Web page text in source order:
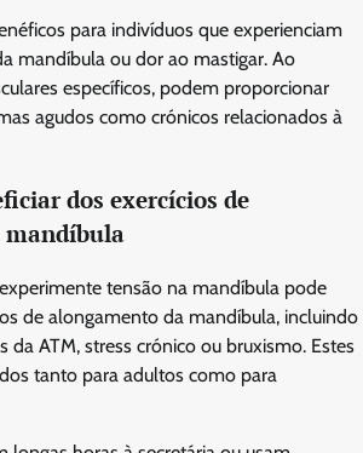
para indivíduos que experienciam
mandíbula ou dor ao mastigar. Ao
específicos, podem proporcionar
agudos como crónicos relacionados à
dos exercícios de
mandíbula
tensão na mandíbula pode
de alongamento da mandíbula, incluindo
da ATM, stress crónico ou bruxismo. Estes
tanto para adultos como para